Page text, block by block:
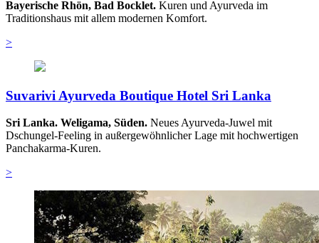
Bayerische Rhön, Bad Bocklet. Kuren und Ayurveda im
Traditionshaus mit allem modernen Komfort.
>
Suvarivi Ayurveda Boutique Hotel Sri Lanka
Sri Lanka. Weligama, Süden. Neues Ayurveda-Juwel mit
Dschungel-Feeling in außergewöhnlicher Lage mit hochwertigen
Panchakarma-Kuren.
>